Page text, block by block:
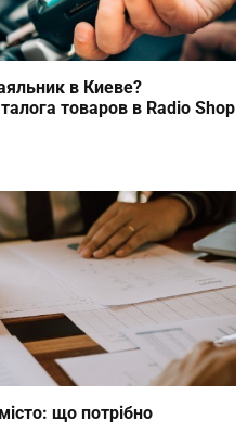
в Киеве?
товаров в Radio Shop
що потрібно